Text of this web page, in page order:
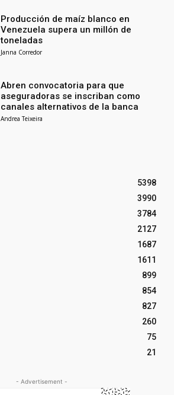
Producción de maíz blanco en
Venezuela supera un millón de
toneladas
Janna Corredor
Abren convocatoria para que
aseguradoras se inscriban como
canales alternativos de la banca
Andrea Teixeira
5398
3990
3784
2127
1687
1611
899
854
827
260
75
21
- Advertisement -